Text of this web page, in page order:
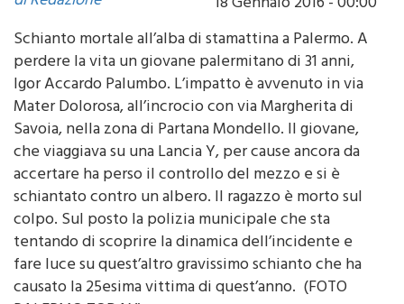
Schianto mortale all’alba di stamattina a Palermo. A
perdere la vita un giovane palermitano di 31 anni,
Igor Accardo Palumbo. L’impatto è avvenuto in via
Mater Dolorosa, all’incrocio con via Margherita di
Savoia, nella zona di Partana Mondello. Il giovane,
che viaggiava su una Lancia Y, per cause ancora da
accertare ha perso il controllo del mezzo e si è
schiantato contro un albero. Il ragazzo è morto sul
colpo. Sul posto la polizia municipale che sta
tentando di scoprire la dinamica dell’incidente e
fare luce su quest’altro gravissimo schianto che ha
causato la 25esima vittima di quest’anno. (FOTO
PALERMO TODAY)